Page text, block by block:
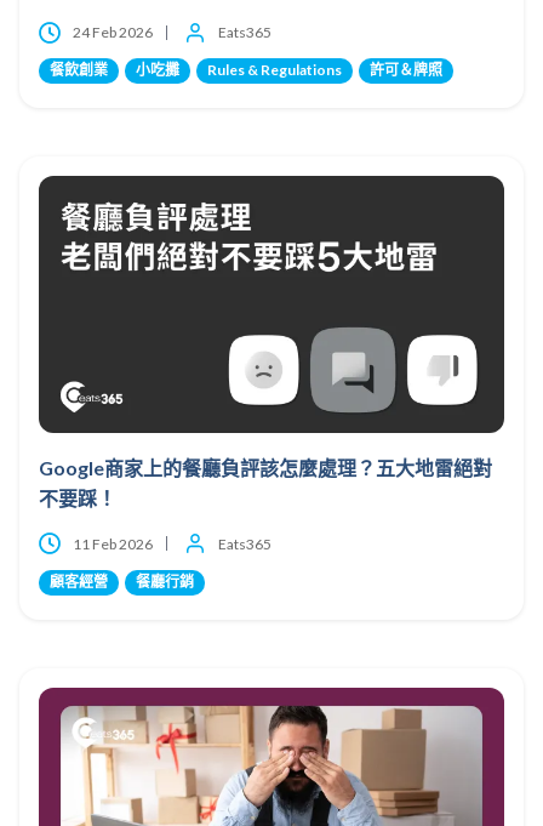
24 Feb 2026 Eats365
餐飲創業 小吃攤 Rules & Regulations 許可＆牌照
Google商家上的餐廳負評該怎麼處理？五大地雷絕對
不要踩！
11 Feb 2026 Eats365
顧客經營 餐廳行銷